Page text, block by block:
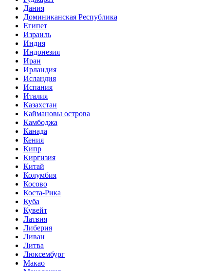
Дания
Доминиканская Республика
Египет
Израиль
Индия
Индонезия
Иран
Ирландия
Исландия
Испания
Италия
Казахстан
Каймановы острова
Камбоджа
Канада
Кения
Кипр
Киргизия
Китай
Колумбия
Косово
Коста-Рика
Куба
Кувейт
Латвия
Либерия
Ливан
Литва
Люксембург
Макао